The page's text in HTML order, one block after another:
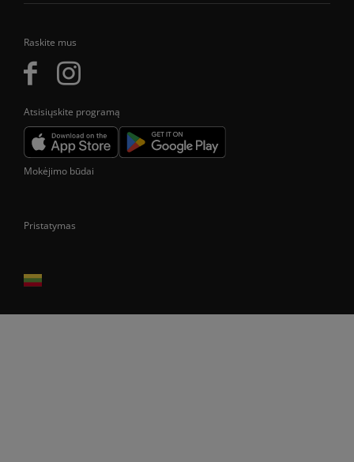
Raskite mus
Atsisiųskite programą
Mokėjimo būdai
Pristatymas